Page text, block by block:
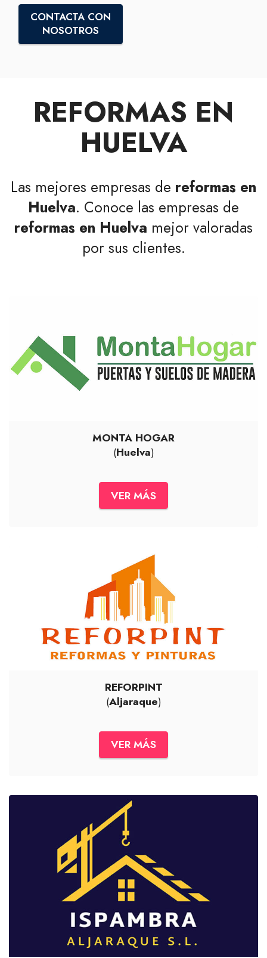
CONTACTA CON
NOSOTROS
REFORMAS EN
HUELVA
Las mejores empresas de reformas en
Huelva. Conoce las empresas de
reformas en Huelva mejor valoradas
por sus clientes.
MONTA HOGAR
(Huelva)
VER MÁS
REFORPINT
(Aljaraque)
VER MÁS